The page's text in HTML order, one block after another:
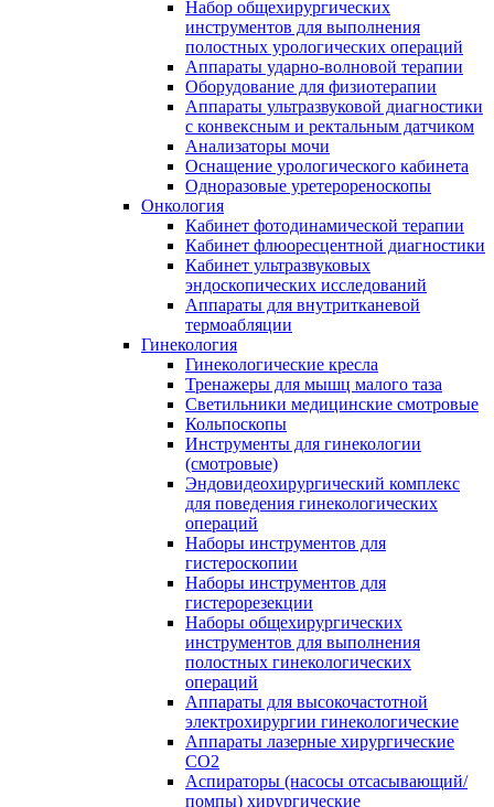
Набор общехирургических
инструментов для выполнения
полостных урологических операций
Аппараты ударно-волновой терапии
Оборудование для физиотерапии
Аппараты ультразвуковой диагностики
с конвексным и ректальным датчиком
Анализаторы мочи
Оснащение урологического кабинета
Одноразовые уретерореноскопы
Онкология
Кабинет фотодинамической терапии
Кабинет флюоресцентной диагностики
Кабинет ультразвуковых
эндоскопических исследований
Аппараты для внутритканевой
термоабляции
Гинекология
Гинекологические кресла
Тренажеры для мышц малого таза
Светильники медицинские смотровые
Кольпоскопы
Инструменты для гинекологии
(смотровые)
Эндовидеохирургический комплекс
для поведения гинекологических
операций
Наборы инструментов для
гистероскопии
Наборы инструментов для
гистерорезекции
Наборы общехирургических
инструментов для выполнения
полостных гинекологических
операций
Аппараты для высокочастотной
электрохирургии гинекологические
Аппараты лазерные хирургические
СО2
Аспираторы (насосы отсасывающий/
помпы) хирургические